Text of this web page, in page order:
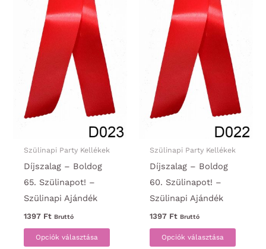
Szülinapi Party Kellékek
Díjszalag – Boldog
65. Szülinapot! –
Szülinapi Ajándék
1397 Ft Bruttó
Opciók választása
Ennek
Szülinapi Party Kellékek
Díjszalag – Boldog
60. Szülinapot! –
Szülinapi Ajándék
1397 Ft Bruttó
Opciók választása
Ennek